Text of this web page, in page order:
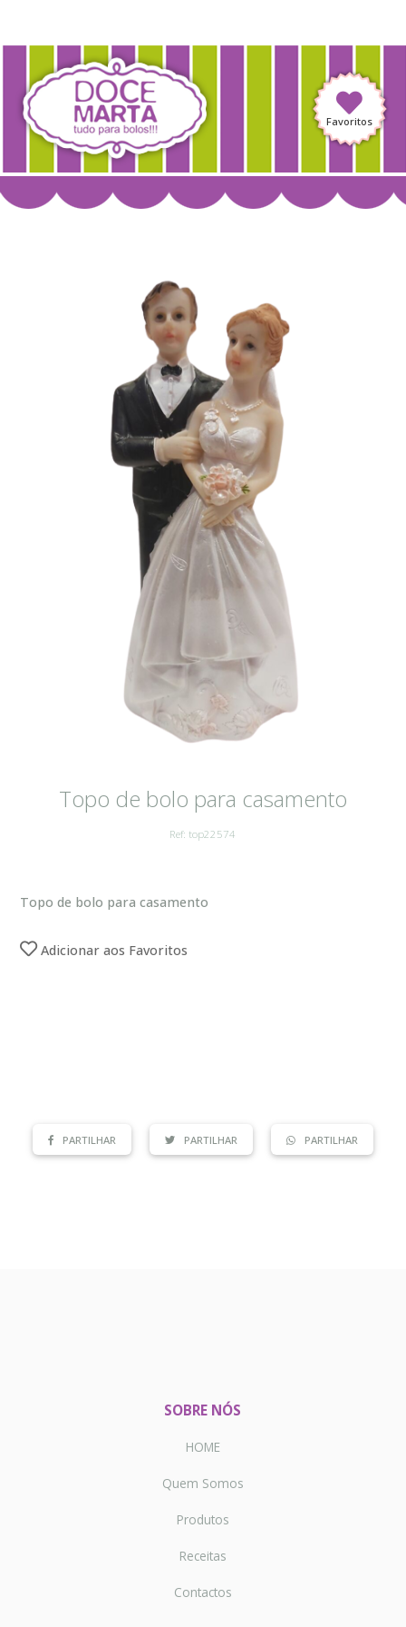
Favoritos
Topo de bolo para casamento
Ref: top22574
Topo de bolo para casamento
Adicionar aos Favoritos
PARTILHAR PARTILHAR PARTILHAR
SOBRE NÓS
HOME
Quem Somos
Produtos
Receitas
Contactos